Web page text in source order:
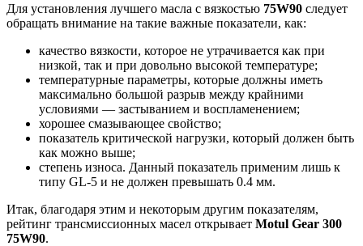
Для установления лучшего масла с вязкостью 75W90 следует
обращать внимание на такие важные показатели, как:
качество вязкости, которое не утрачивается как при
низкой, так и при довольно высокой температуре;
температурные параметры, которые должны иметь
максимально большой разрыв между крайними
условиями — застыванием и воспламенением;
хорошее смазывающее свойство;
показатель критической нагрузки, который должен быть
как можно выше;
степень износа. Данный показатель применим лишь к
типу GL-5 и не должен превышать 0.4 мм.
Итак, благодаря этим и некоторым другим показателям,
рейтинг трансмиссионных масел открывает Motul Gear 300
75W90.